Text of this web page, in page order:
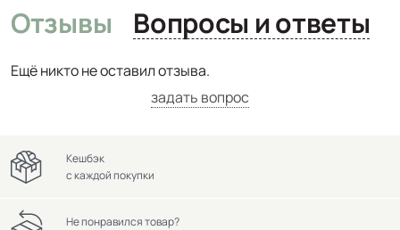
Отзывы Вопросы и ответы
Ещё никто не оставил отзыва.
задать вопрос
Кешбэк
с каждой покупки
Не понравился товар?